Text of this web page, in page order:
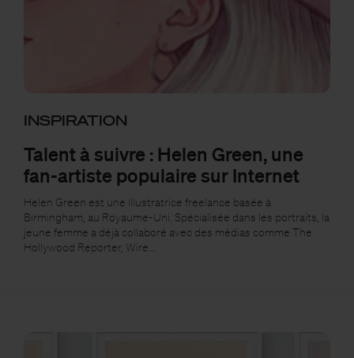
INSPIRATION
Talent à suivre : Helen Green, une
fan-artiste populaire sur Internet
Helen Green est une illustratrice freelance basée à
Birmingham, au Royaume-Uni. Spécialisée dans les portraits, la
jeune femme a déjà collaboré avec des médias comme The
Hollywood Reporter, Wire…